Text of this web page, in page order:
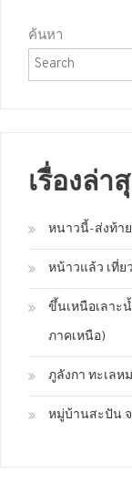
ค้นหา
เรื่องล่า
หนาวนี้-ส่งท้า
หน้าวแล้ว เที่
ขึ้นเหนือเลาะ
ภาคเหนือ)
ภูลังกา ทะเลห
หมู่บ้านสะปัน